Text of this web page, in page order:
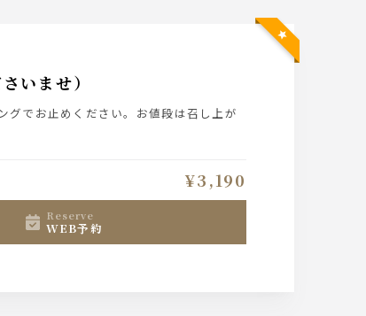
いませ）
グでお止めください。お値段は召し上が
¥3,190
reserve
WEB予約